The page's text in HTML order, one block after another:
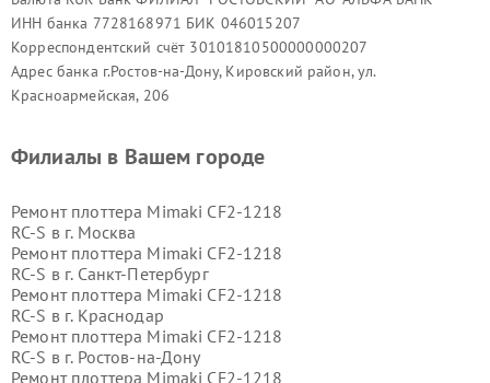
ИНН банка 7728168971 БИК 046015207
Корреспондентский счёт 30101810500000000207
Адрес банка г.Ростов-на-Дону, Кировский район, ул.
Красноармейская, 206
Филиалы в Вашем городе
Ремонт плоттера Mimaki CF2-1218
RC-S в г. Москва
Ремонт плоттера Mimaki CF2-1218
RC-S в г. Санкт-Петербург
Ремонт плоттера Mimaki CF2-1218
RC-S в г. Краснодар
Ремонт плоттера Mimaki CF2-1218
RC-S в г. Ростов-на-Дону
Ремонт плоттера Mimaki CF2-1218